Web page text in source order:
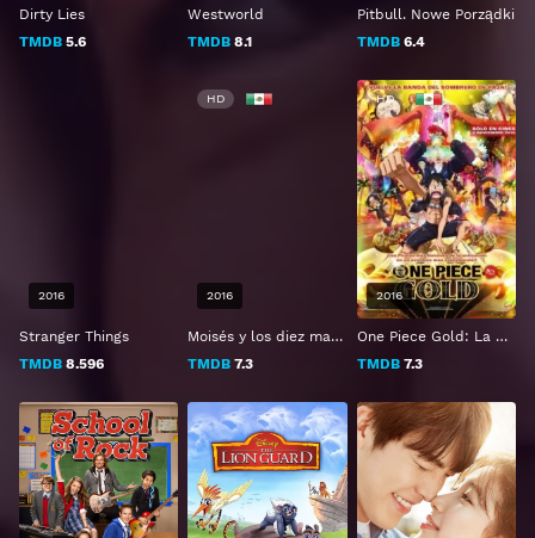
Dirty Lies
TMDB 5.6
Westworld
TMDB 8.1
Pitbull. Nowe Porządki
TMDB6.4
Stranger Things
TMDB 8.596
2016
Moisés y los diez mandamientos: La película
TMDB 7.3
HD
2016
One Piece Gold: La película
TMDB7.3
HD
2016